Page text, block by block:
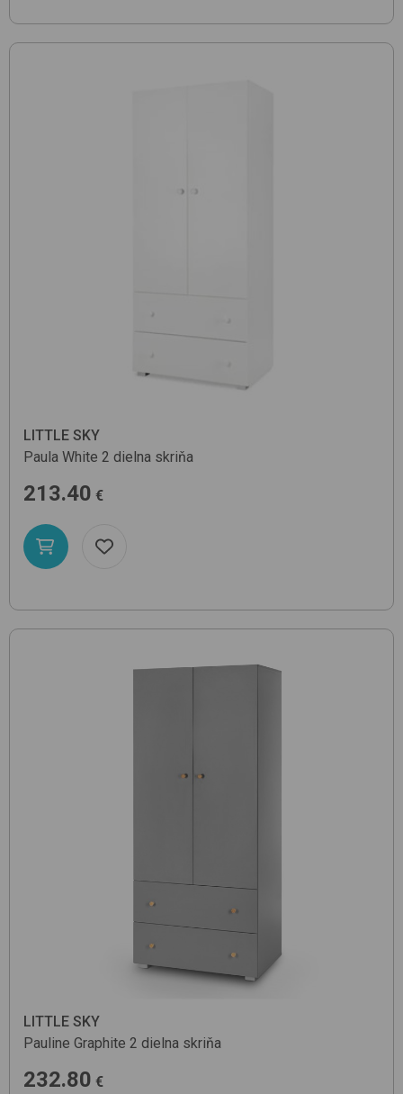
LITTLE SKY
Paula White 2 dielna skriňa
213.40 €
LITTLE SKY
Pauline Graphite 2 dielna skriňa
232.80 €